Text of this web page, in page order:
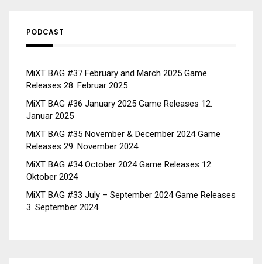
PODCAST
MiXT BAG #37 February and March 2025 Game
Releases 28. Februar 2025
MiXT BAG #36 January 2025 Game Releases 12.
Januar 2025
MiXT BAG #35 November & December 2024 Game
Releases 29. November 2024
MiXT BAG #34 October 2024 Game Releases 12.
Oktober 2024
MiXT BAG #33 July – September 2024 Game Releases
3. September 2024